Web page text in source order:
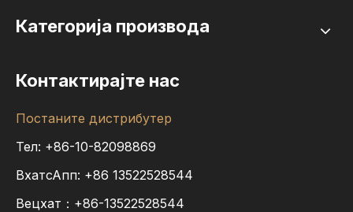
Категорија производа
Контактирајте нас
Постаните дистрибутер
Тел: +86-10-82098869
ВхатсАпп: +86 13522528544
Вецхат：+86-13522528544